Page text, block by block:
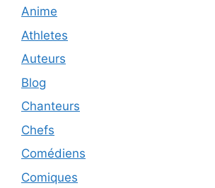
Anime
Athletes
Auteurs
Blog
Chanteurs
Chefs
Comédiens
Comiques